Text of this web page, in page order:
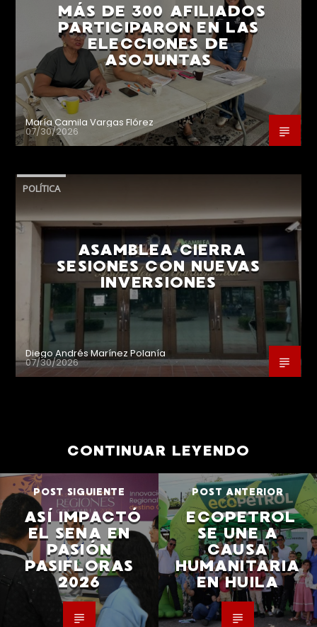
MÁS DE 300 AFILIADOS
PARTICIPARON EN LAS
ELECCIONES DE
ASOJUNTAS
María Camila Vargas Flórez
07/30/2026
POLÍTICA
ASAMBLEA CIERRA
SESIONES CON NUEVAS
INVERSIONES
Diego Andrés Marínez Polanía
07/30/2026
CONTINUAR LEYENDO
POST SIGUIENTE
ASÍ IMPACTÓ
EL SENA EN
PASIÓN
PASIFLORAS
2026
POST ANTERIOR
ECOPETROL
SE UNE A
CAUSA
HUMANITARIA
EN HUILA